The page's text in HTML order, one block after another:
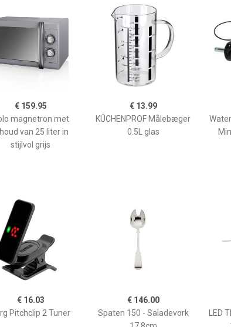
€ 159.95
magnetron met
van 25 liter in
stijlvol grijs
€ 13.99
KÜCHENPROF Målebæger
0.5L glas
€ 16.03
Pitchclip 2 Tuner
€ 146.00
Spaten 150 - Saladevork
LED